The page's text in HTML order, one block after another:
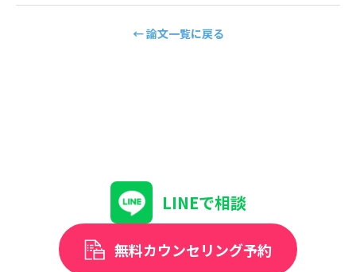
← 論文一覧に戻る
LINEで相談
無料カウンセリング予約